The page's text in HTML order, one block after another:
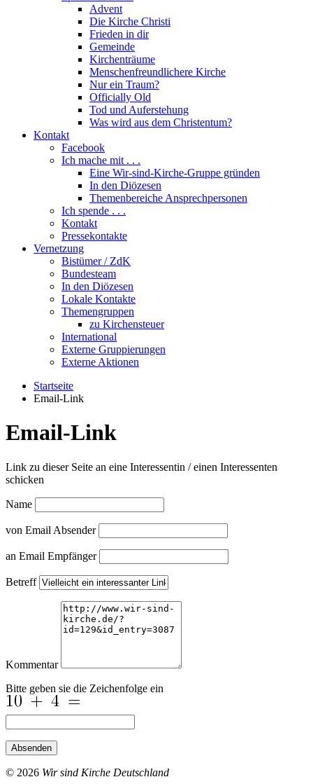
Advent
Die Kirche Christi
Frieden in dir
Gemeinde
Kirchenträume
Menschenfreundlichere Kirche
Nur ein Traum?
Officially Old
Tod und Auferstehung
Was wird aus dem Christentum?
Kontakt
Facebook
Ich mache mit . . .
Eine Wir-sind-Kirche-Gruppe gründen
In den Diözesen
Themenbereiche Ansprechpersonen
Ich spende . . .
Kontakt
Pressekontakte
Vernetzung
Bistümer / ZdK
Bundesteam
In den Diözesen
Lokale Kontakte
Themengruppen
zu Kirchensteuer
International
Externe Gruppierungen
Externe Aktionen
Startseite
Email-Link
Email-Link
Link zu dieser Seite an eine Interessentin / einen Interessenten
schicken
Name
von Email Absender
an Email Empfänger
Betreff
Kommentar
Bitte geben sie die Zeichenfolge ein
Absenden
© 2026 Wir sind Kirche Deutschland